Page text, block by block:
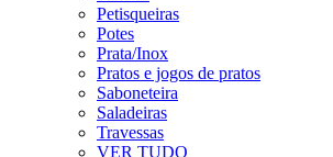
Petisqueiras
Potes
Prata/Inox
Pratos e jogos de pratos
Saboneteira
Saladeiras
Travessas
VER TUDO